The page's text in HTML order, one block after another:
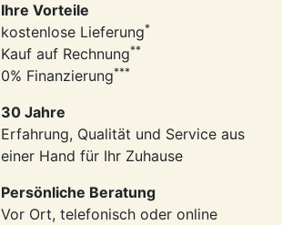
Ihre Vorteile
kostenlose Lieferung*
Kauf auf Rechnung**
0% Finanzierung***
30 Jahre
Erfahrung, Qualität und Service aus
einer Hand für Ihr Zuhause
Persönliche Beratung
Vor Ort, telefonisch oder online